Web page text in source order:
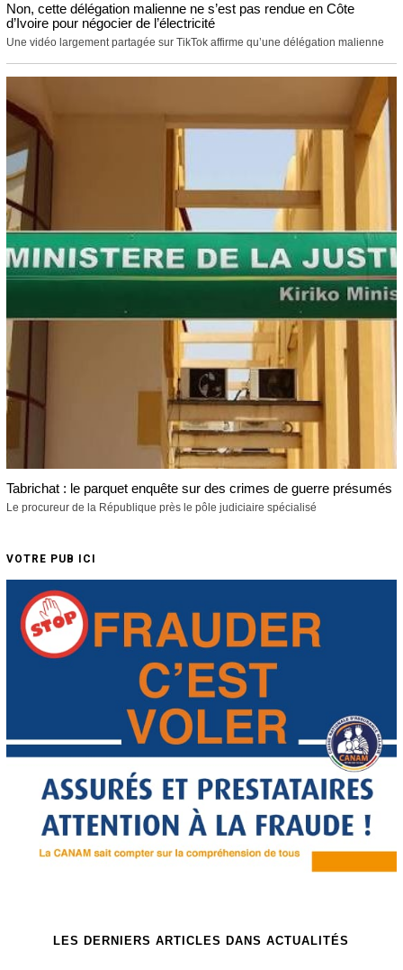
Non, cette délégation malienne ne s’est pas rendue en Côte
d’Ivoire pour négocier de l’électricité
Une vidéo largement partagée sur TikTok affirme qu’une délégation malienne
Tabrichat : le parquet enquête sur des crimes de guerre présumés
Le procureur de la République près le pôle judiciaire spécialisé
VOTRE PUB ICI
LES DERNIERS ARTICLES DANS ACTUALITÉS